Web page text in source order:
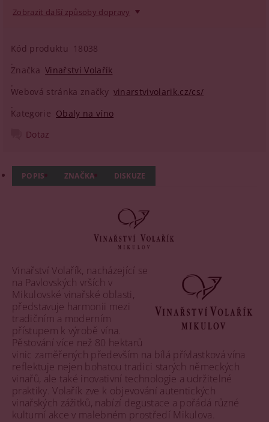
Zobrazit další způsoby dopravy
Kód produktu
18038
Značka Vinařství Volařík
Webová stránka značky vinarstvivolarik.cz/cs/
Kategorie Obaly na víno
Dotaz
POPIS ZNAČKA DISKUZE
Vinařství Volařík, nacházející se
na Pavlovských vrších v
Mikulovské vinařské oblasti,
představuje harmonii mezi
tradičním a moderním
přístupem k výrobě vína.
Pěstování více než 80 hektarů
vinic zaměřených především na bílá přívlastková vína
reflektuje nejen bohatou tradici starých německých
vinařů, ale také inovativní technologie a udržitelné
praktiky. Volařík zve k objevování autentických
vinařských zážitků, nabízí degustace a pořádá různé
kulturní akce v malebném prostředí Mikulova.